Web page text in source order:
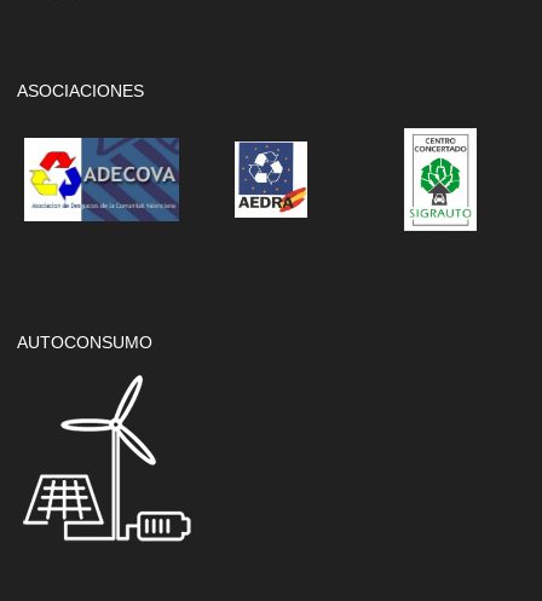
ASOCIACIONES
AUTOCONSUMO